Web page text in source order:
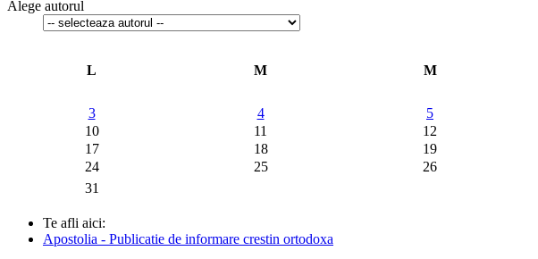
Alege autorul
L M M
3
4 5
10
11 12
17
18 19
24
25 26
31
Te afli aici:
Apostolia - Publicatie de informare crestin ortodoxa